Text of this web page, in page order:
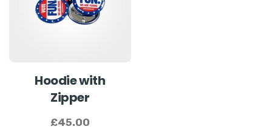
Hoodie with
Zipper
£45.00